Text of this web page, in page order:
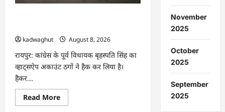
प्रणाली
को
लेकर
बड़ा
बयान
दिया
kadwaghut
August 8, 2026
रायपुर: कांग्रेस के पूर्व विधायक बृहस्पति सिंह का
व्हाट्सऐप अकाउंट ठगों ने हैक कर लिया है।
हैकर...
Read MoreRead
more
November
2025
October
2025
September
2025